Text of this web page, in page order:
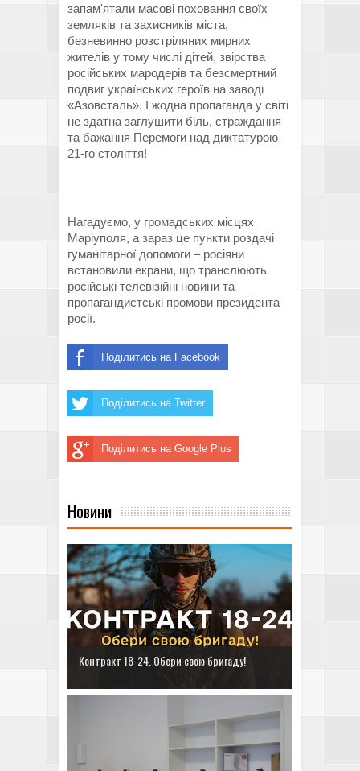
запам'ятали масові поховання своїх
земляків та захисників міста,
безневинно розстріляних мирних
жителів у тому числі дітей, звірства
російських мародерів та безсмертний
подвиг українських героїв на заводі
«Азовсталь». І жодна пропаганда у світі
не здатна заглушити біль, страждання
та бажання Перемоги над диктатурою
21-го століття!
Нагадуємо, у громадських місцях
Маріуполя, а зараз це пункти роздачі
гуманітарної допомоги – росіяни
встановили екрани, що транслюють
російські телевізійні новини та
пропагандистські промови президента
росії.
Поділитись на Facebook
Поділитись на Twitter
Поділитись на Google Plus
Новини
Контракт 18-24. Обери свою бригаду!